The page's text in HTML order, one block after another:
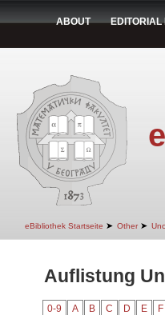
ABOUT EDITORIAL
eBibliothek Startseite ➤ Other ➤
Auflistung
0-9 A B C D E F